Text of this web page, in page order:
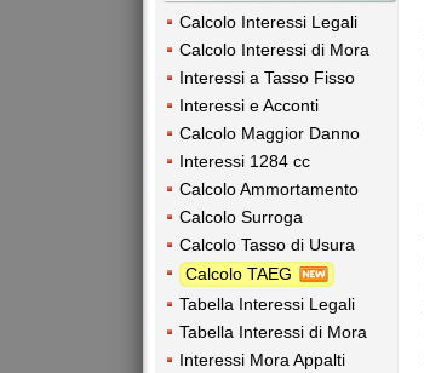
Calcolo Interessi Legali
Calcolo Interessi di Mora
Interessi a Tasso Fisso
Interessi e Acconti
Calcolo Maggior Danno
Interessi 1284 cc
Calcolo Ammortamento
Calcolo Surroga
Calcolo Tasso di Usura
Calcolo TAEG
Tabella Interessi Legali
Tabella Interessi di Mora
Interessi Mora Appalti